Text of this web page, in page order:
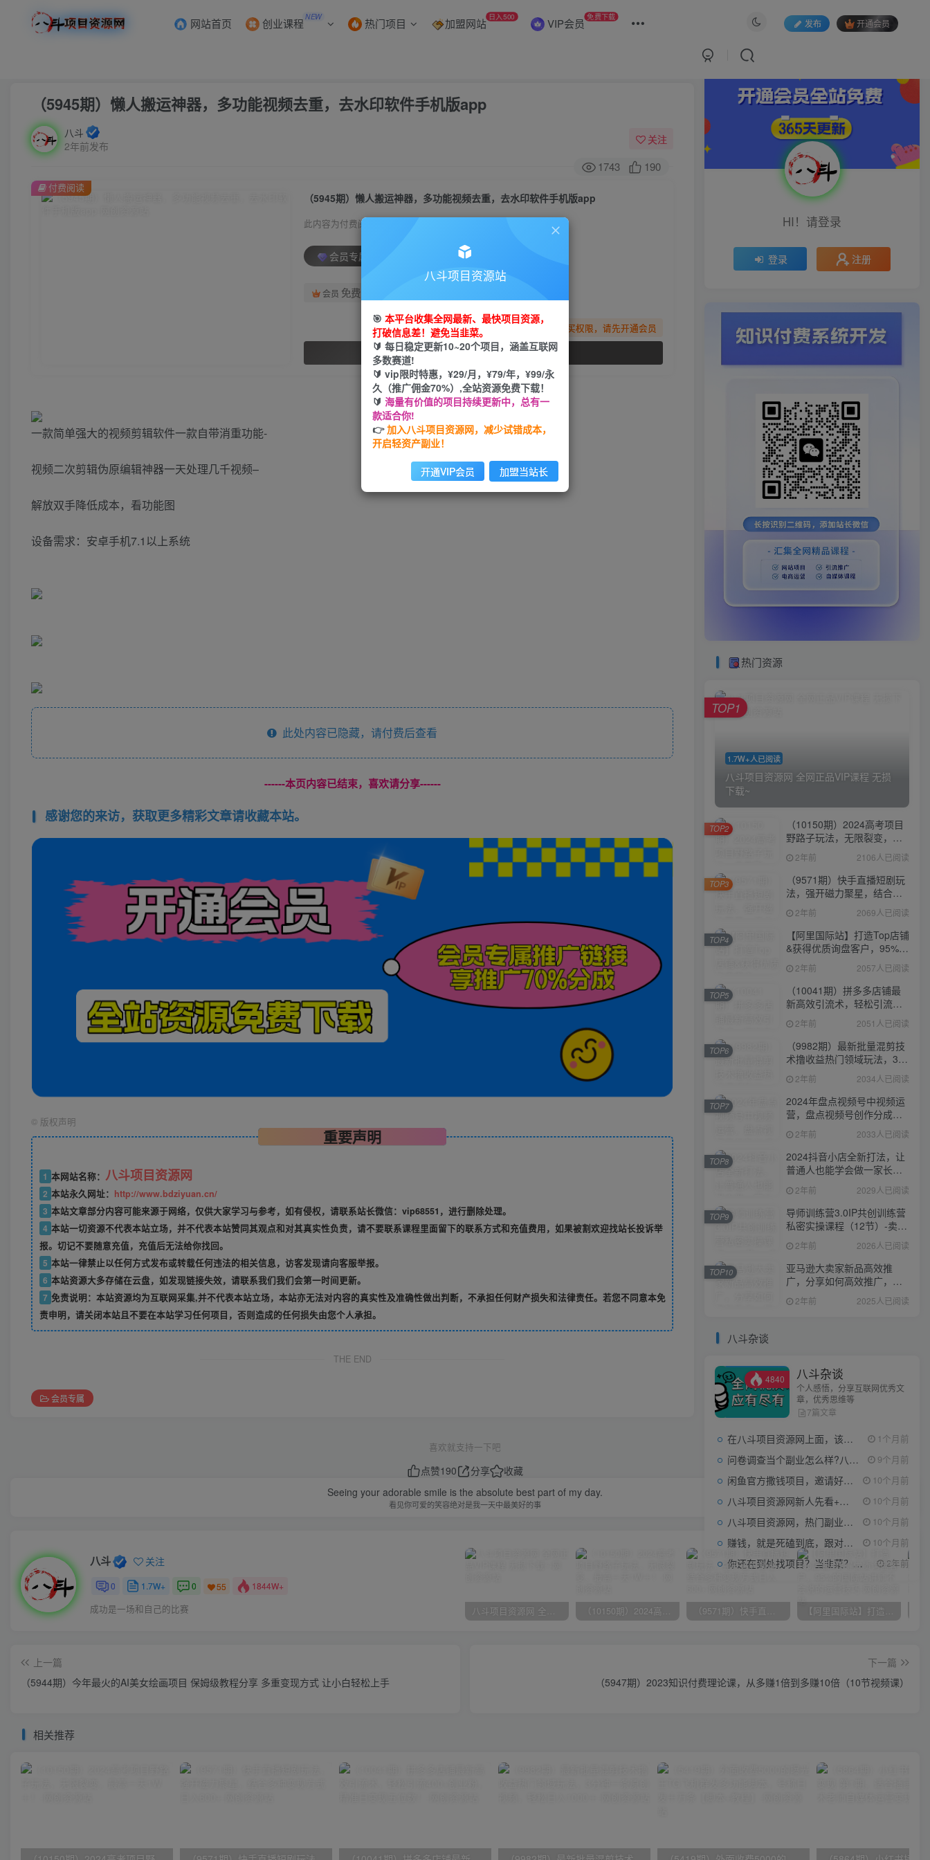
网站首页 创业课程 NEW 热门项目 加盟网站 日入500 VIP会员 免费下载
发布 开通会员
（5945期）懒人搬运神器，多功能视频去重，去水印软件手机版app
八斗
2年前发布
关注
1743 190
（5945期）懒人搬运神器，多功能视频去重，去水印软件手机版app
此内容为付费阅读，请付费后查看
会员专属资源
会员 免费
您暂无购买权限，请先开通会员
开通会员
付费阅读
一款简单强大的视频剪辑软件一款自带消重功能-
视频二次剪辑伪原编辑神器一天处理几千视频–
解放双手降低成本，看功能图
设备需求：安卓手机7.1以上系统
此处内容已隐藏，请付费后查看
------本页内容已结束，喜欢请分享------
感谢您的来访，获取更多精彩文章请收藏本站。
© 版权声明
重要声明
1 本网站名称： 八斗项目资源网
2 本站永久网址： http://www.bdziyuan.cn/
3 本站文章部分内容可能来源于网络，仅供大家学习与参考，如有侵权，请联系站长微信：vip68551，进行删除处理。
4 本站一切资源不代表本站立场，并不代表本站赞同其观点和对其真实性负责，请不要联系课程里面留下的联系方式和充值费用，如果被割欢迎找站长投诉举
报。切记不要随意充值，充值后无法给你找回。
5 本站一律禁止以任何方式发布或转载任何违法的相关信息，访客发现请向客服举报。
6 本站资源大多存储在云盘，如发现链接失效，请联系我们我们会第一时间更新。
7 免责说明：本站资源均为互联网采集,并不代表本站立场，本站亦无法对内容的真实性及准确性做出判断，不承担任何财产损失和法律责任。若您不同意本免
责申明，请关闭本站且不要在本站学习任何项目，否则造成的任何损失由您个人承担。
THE END
会员专属
喜欢就支持一下吧
点赞190 分享
收藏
Seeing your adorable smile is the absolute best part of my day.
看见你可爱的笑容绝对是我一天中最美好的事
八斗 关注
0 1.7W+ 0 55 1844W+
成功是一场和自己的比赛 八斗项目资源网 全网正品VIP课程 无损下载~ （10150期）2024高考项目野路子玩法，无限裂变，最高一天1W＋！ （9571期）快手直播短剧玩法，强开磁力聚星，结合多种变现方式日入600+ 【阿里国际站】打造Top店铺&获得优质询盘客户，​95%的国际站讲师不会说的运营技巧
上一篇
（5944期）今年最火的AI美女绘画项目 保姆级教程分享 多重变现方式 让小白轻松上手
下一篇
（5947期）2023知识付费理论课，从多赚1倍到多赚10倍（10节视频课）
相关推荐
HI！请登录
登录 注册
热门资源
1.7W+人已阅读
八斗项目资源网 全网正品VIP课程 无损
下载~
TOP1
（10150期）2024高考项目
野路子玩法，无限裂变，最
高一天1W＋！
2年前 2106人已阅读
TOP2
（9571期）快手直播短剧玩
法，强开磁力聚星，结合多
种变现方式日入600+
2年前 2069人已阅读
TOP3
【阿里国际站】打造Top店铺
&获得优质询盘客户，​95%的
国际站讲师不会说的运营技
巧 2年前 2057人已阅读
TOP4
（10041期）拼多多店铺最
新高效引流术，轻松引流
400+创业粉，精准日变现五
位数！
2年前 2051人已阅读
TOP5
（9982期）最新批量混剪技
术撸收益热门领域玩法，3分
钟一条原创视频，轻松日入
1000＋
2年前 2034人已阅读
TOP6
2024年盘点视频号中视频运
营，盘点视频号创作分成计
划，快速过原创日入300+
2年前 2033人已阅读
TOP7
2024抖音小店全新打法，让
普通人也能学会做一家长久
稳定赚钱的抖店
2年前 2029人已阅读
TOP8
导师训练营3.0IP共创训练营
私密实操课程（12节）-卖项
目的密码成功秘诀
2年前 2026人已阅读
TOP9
亚马逊大卖家新品高效推
广，分享如何高效推广，打
造百万美金爆款单品
2年前 2025人已阅读
TOP10
八斗杂谈
4840 八斗杂谈
个人感悟，分享互联网优秀文
章，优秀思维等
7篇文章
在八斗项目资源网上面，该看什么类型的赚钱项目 1个月前
问卷调查当个副业怎么样?八斗告诉你 9个月前
闲鱼官方撒钱项目，邀请好友领现金，单价1-8元，0成本可以当个小副业 10个月前
八斗项目资源网新人先看+领取【0撸小项目+互联网工具箱】 10个月前
八斗项目资源网，热门副业项目任你选，每日持续更新 10个月前
赚钱，就是死磕到底，跟对人做对事。 10个月前
你还在到处找项目？当韭菜？我靠项目资源网也能月如过万。 2年前
八斗项目资源站
🎯 本平台收集全网最新、最快项目资源，
打破信息差！避免当韭菜。
🔰 每日稳定更新10~20个项目，涵盖互联网
多数赛道!
🔰 vip限时特惠，¥29/月，¥79/年，¥99/永
久（推广佣金70%）,全站资源免费下载！
🔰 海量有价值的项目持续更新中，总有一
款适合你!
👉加入八斗项目资源网，减少试错成本，
开启轻资产副业！
开通VIP会员 加盟当站长